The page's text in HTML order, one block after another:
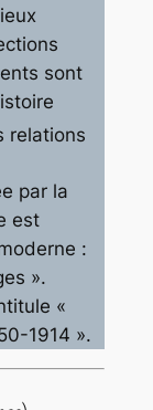
sont
relations
par la
est
:
».
«
1914 ».